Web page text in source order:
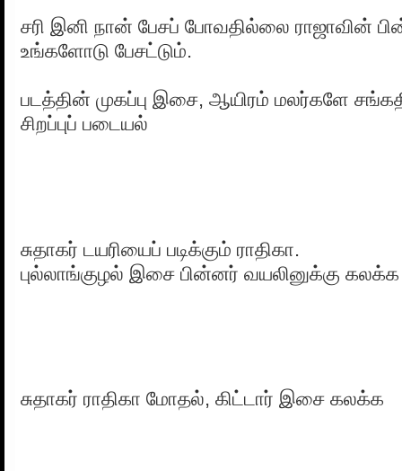
சரி இனி நான் பேசப் போவதில்லை ராஜாவின்
உங்களோடு பேசட்டும்.
படத்தின் முகப்பு இசை, ஆயிரம் மலர்களே
சிறப்புப் படையல்
சுதாகர் டயரியைப் படிக்கும் ராதிகா.
புல்லாங்குழல் இசை பின்னர் வயலினுக்கு கலக்க
சுதாகர் ராதிகா மோதல், கிட்டார் இசை கலக்க